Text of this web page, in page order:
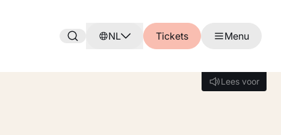
NL Tickets Menu
Lees voor
Lees voor